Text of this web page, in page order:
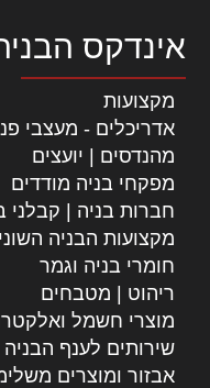
אינדקס
מקצועות
אדריכלים - מעצבי
מהנדסים | יועצים
מפקחי בניה מודדים
חברות בניה | קבלני
מקצועות הבניה
חומרי בניה וגמר
ריהוט | מטבחים
מוצרי חשמל
שירותים לענף הבניה
אבזור ומוצרים